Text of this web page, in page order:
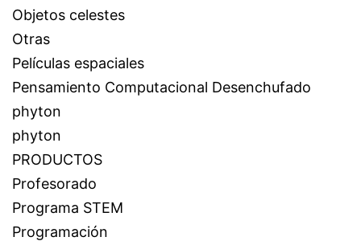
Objetos celestes
Otras
Películas espaciales
Pensamiento Computacional Desenchufado
phyton
phyton
PRODUCTOS
Profesorado
Programa STEM
Programación